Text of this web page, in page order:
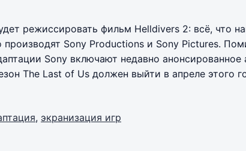
режиссировать фильм Helldivers 2: всё, что
Sony Productions и Sony Pictures.
Sony включают недавно анонсированное
The Last of Us должен выйти в апреле этого
, экранизация игр